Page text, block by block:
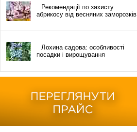
Рекомендації по захисту
абрикосу від весняних заморозків
Лохина садова: особливості
посадки і вирощування